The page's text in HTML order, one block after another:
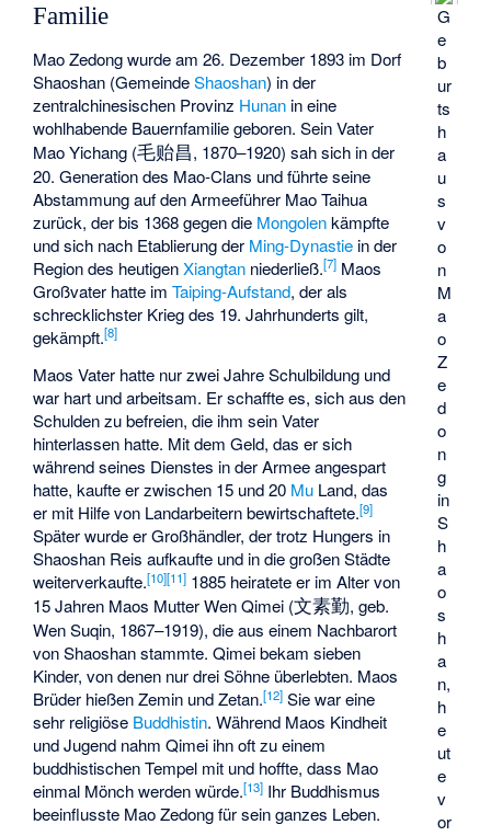
G
e
b
ur
ts
h
a
u
s
v
o
n
M
a
o
Z
e
d
o
n
g
in
S
h
a
o
s
h
a
n,
h
e
ut
e
v
or
Familie
Mao Zedong wurde am 26. Dezember 1893 im Dorf
Shaoshan (GemeindeShaoshan) in der
zentralchinesischen Provinz Hunan in eine
wohlhabende Bauernfamilie geboren. Sein Vater
Mao Yichang (毛贻昌, 1870–1920) sah sich in der
20. Generation des Mao-Clans und führte seine
Abstammung auf den Armeeführer Mao Taihua
zurück, der bis 1368 gegen die Mongolenkämpfte
und sich nach Etablierung der Ming-Dynastie in der
Region des heutigenXiangtan niederließ.[7] Maos
Großvater hatte imTaiping-Aufstand, der als
schrecklichster Krieg des 19. Jahrhunderts gilt,
gekämpft.[8]
Maos Vater hatte nur zwei Jahre Schulbildung und
war hart und arbeitsam. Er schaffte es, sich aus den
Schulden zu befreien, die ihm sein Vater
hinterlassen hatte. Mit dem Geld, das er sich
während seines Dienstes in der Armee angespart
hatte, kaufte er zwischen 15 und 20 Mu Land, das
er mit Hilfe von Landarbeitern bewirtschaftete.[9]
Später wurde er Großhändler, der trotz Hungers in
Shaoshan Reis aufkaufte und in die großen Städte
weiterverkaufte.[10][11] 1885 heiratete er im Alter von
15 Jahren Maos MutterWen Qimei (文素勤, geb.
Wen Suqin, 1867–1919), die aus einem Nachbarort
von Shaoshan stammte. Qimei bekam sieben
Kinder, von denen nur drei Söhne überlebten. Maos
Brüder hießen Zemin und Zetan.[12] Sie war eine
sehr religiöse Buddhistin. Während Maos Kindheit
und Jugend nahm Qimei ihn oft zu einem
buddhistischen Tempel mit und hoffte, dass Mao
einmal Mönch werden würde.[13] Ihr Buddhismus
beeinflusste Mao Zedong für sein ganzes Leben.